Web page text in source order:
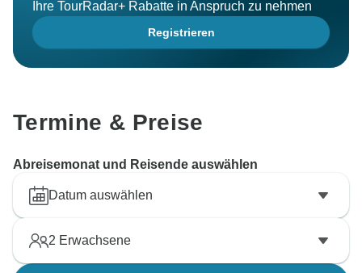
Gruppe so gut zusammengehalten hat. Wir werden
uns um Probleme mit der Pünktlichkeit kümmern, um
ein reibungsloseres Erlebnis zu gewährleisten.
um unsere Touren zu verbessern. Wir freuen uns
darauf, Sie bei einem weiteren Abenteuer wieder
Ihre TourRadar+ Rabatte in Anspruch zu nehmen
Registrieren
Termine & Preise
Abreisemonat und Reisende auswählen
Datum auswählen
2 Erwachsene